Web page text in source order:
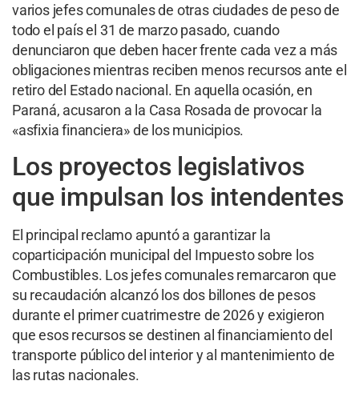
varios jefes comunales de otras ciudades de peso de
todo el país el 31 de marzo pasado, cuando
denunciaron que deben hacer frente cada vez a más
obligaciones mientras reciben menos recursos ante el
retiro del Estado nacional. En aquella ocasión, en
Paraná, acusaron a la Casa Rosada de provocar la
«asfixia financiera» de los municipios.
Los proyectos legislativos
que impulsan los intendentes
El principal reclamo apuntó a garantizar la
coparticipación municipal del Impuesto sobre los
Combustibles. Los jefes comunales remarcaron que
su recaudación alcanzó los dos billones de pesos
durante el primer cuatrimestre de 2026 y exigieron
que esos recursos se destinen al financiamiento del
transporte público del interior y al mantenimiento de
las rutas nacionales.